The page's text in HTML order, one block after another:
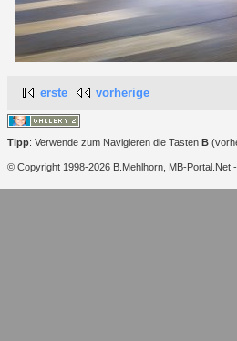
erste vorherige
Tipp: Verwende zum Navigieren die Tasten B
© Copyright 1998-2026 B.Mehlhorn, MB-Portal.Net -